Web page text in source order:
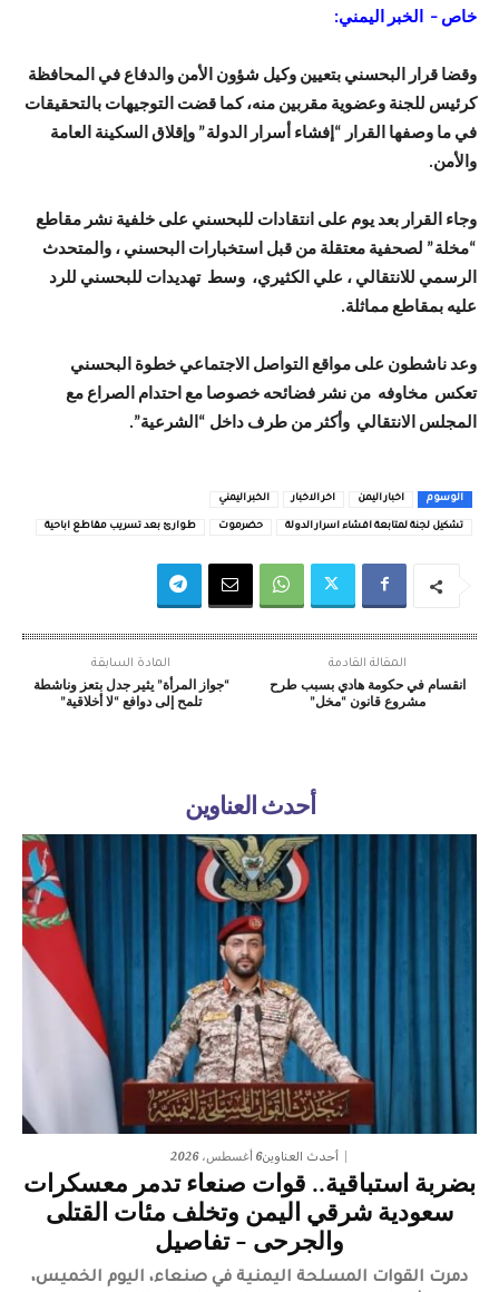
خاص – الخبر اليمني:
وقضا قرار البحسني بتعيين وكيل شؤون الأمن والدفاع في المحافظة
كرئيس للجنة وعضوية مقربين منه، كما قضت التوجيهات بالتحقيقات
في ما وصفها القرار “إفشاء أسرار الدولة” وإقلاق السكينة العامة
والأمن.
وجاء القرار بعد يوم على انتقادات للبحسني على خلفية نشر مقاطع
“مخلة” لصحفية معتقلة من قبل استخبارات البحسني ، والمتحدث
الرسمي للانتقالي ، علي الكثيري، وسط تهديدات للبحسني للرد
عليه بمقاطع مماثلة.
وعد ناشطون على مواقع التواصل الاجتماعي خطوة البحسني
تعكس مخاوفه من نشر فضائحه خصوصا مع احتدام الصراع مع
المجلس الانتقالي وأكثر من طرف داخل “الشرعية”.
الوسوم اخبار اليمن اخر الاخبار الخبر اليمني
تشكيل لجنة لمتابعة افشاء اسرار الدولة حضرموت طوارئ بعد تسريب مقاطع اباحية
المادة السابقة
“جواز المرأة” يثير جدل بتعز وناشطة
تلمح إلى دوافع “لا أخلاقية”
المقالة القادمة
انقسام في حكومة هادي بسبب طرح
مشروع قانون “مخل”
أحدث العناوين
أحدث العناوين6 أغسطس، 2026
بضربة استباقية.. قوات صنعاء تدمر معسكرات
سعودية شرقي اليمن وتخلف مئات القتلى
والجرحى – تفاصيل
دمرت القوات المسلحة اليمنية في صنعاء، اليوم الخميس،